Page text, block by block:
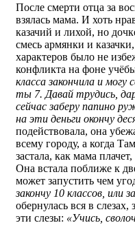
После смерти отца за
взялась мама. И хоть
казачий и лихой, но
смесь армянки и
характеров было не
конфликта на фоне
класса закончила и могу
ты 7. Давай трудись,
сейчас заберу папино
на эти деньги окончу
подействовала, она
всему городу, а когда
застала, как мама
Она встала поближе к
может запустить чем
закончу 10 классов, или
обернулась вся в слезах,
эти слезы: «Учись,